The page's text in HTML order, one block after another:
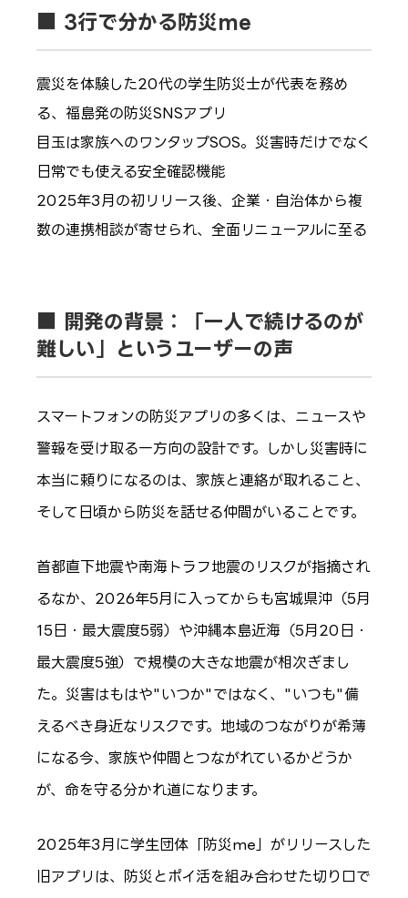
■ 3行で分かる防災me
震災を体験した20代の学生防災士が代表を務め
る、福島発の防災SNSアプリ
目玉は家族へのワンタップSOS。災害時だけでなく
日常でも使える安全確認機能
2025年3月の初リリース後、企業・自治体から複
数の連携相談が寄せられ、全面リニューアルに至る
■ 開発の背景：「一人で続けるのが
難しい」というユーザーの声
スマートフォンの防災アプリの多くは、ニュースや
警報を受け取る一方向の設計です。しかし災害時に
本当に頼りになるのは、家族と連絡が取れること、
そして日頃から防災を話せる仲間がいることです。
首都直下地震や南海トラフ地震のリスクが指摘され
るなか、2026年5月に入ってからも宮城県沖（5月
15日・最大震度5弱）や沖縄本島近海（5月20日・
最大震度5強）で規模の大きな地震が相次ぎまし
た。災害はもはや"いつか"ではなく、"いつも"備
えるべき身近なリスクです。地域のつながりが希薄
になる今、家族や仲間とつながれているかどうか
が、命を守る分かれ道になります。
2025年3月に学生団体「防災me」がリリースした
旧アプリは、防災とポイ活を組み合わせた切り口で